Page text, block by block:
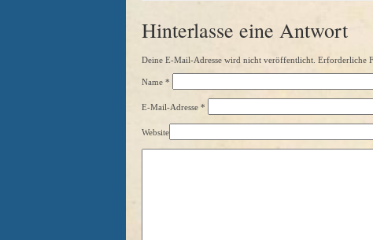
Hinterlasse eine Antwort
Deine E-Mail-Adresse wird nicht veröffentlicht. Erforderliche
Name *
E-Mail-Adresse *
Website